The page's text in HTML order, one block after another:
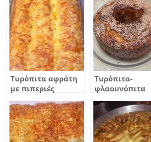
Τυρόπιτα αφράτη
με πιπεριές
Τυρόπιτα-
φλαουνόπιτα
αφράτη και
μυρωδάτη